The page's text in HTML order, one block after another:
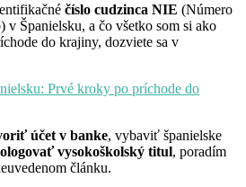
číslo cudzinca NIE (Número
v Španielsku, a čo všetko som si ako
do krajiny, dozviete sa v
Prvé kroky po príchode do
účet v banke, vybaviť španielske
vysokoškolský titul, poradím
článku.